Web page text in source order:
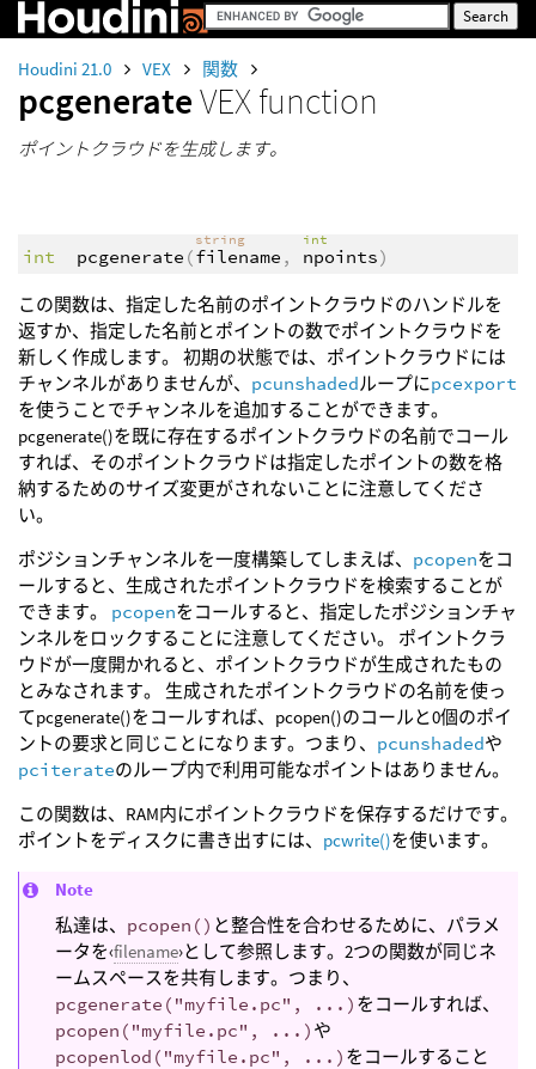
Houdini 21.0 VEX 関数
pcgenerateVEX function
ポイントクラウドを生成します。
int pcgenerate (
string
filename ,
int
npoints)
この関数は、指定した名前のポイントクラウドのハンドルを
返すか、指定した名前とポイントの数でポイントクラウドを
新しく作成します。 初期の状態では、ポイントクラウドには
チャンネルがありませんが、 pcunshadedループにpcexport
を使うことでチャンネルを追加することができます。
pcgenerate()を既に存在するポイントクラウドの名前でコール
すれば、そのポイントクラウドは指定したポイントの数を格
納するためのサイズ変更がされないことに注意してくださ
い。
ポジションチャンネルを一度構築してしまえば、 pcopenをコ
ールすると、生成されたポイントクラウドを検索することが
できます。 pcopenをコールすると、指定したポジションチャ
ンネルをロックすることに注意してください。 ポイントクラ
ウドが一度開かれると、ポイントクラウドが生成されたもの
とみなされます。 生成されたポイントクラウドの名前を使っ
てpcgenerate()をコールすれば、pcopen()のコールと0個のポイ
ントの要求と同じことになります。つまり、 pcunshadedや
pciterateのループ内で利用可能なポイントはありません。
この関数は、RAM内にポイントクラウドを保存するだけです。
ポイントをディスクに書き出すには、 pcwrite()を使います。
Note
私達は、 pcopen() と整合性を合わせるために、パラメ
ータを‹filename›として参照します。2つの関数が同じネ
ームスペースを共有します。つまり、
pcgenerate("myfile.pc", ...) をコールすれば、
pcopen("myfile.pc", ...) や
pcopenlod("myfile.pc", ...) をコールすること